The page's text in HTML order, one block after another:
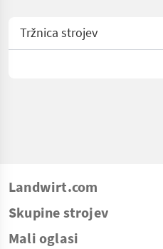
Tržnica strojev
Landwirt.com
Skupine strojev
Mali oglasi